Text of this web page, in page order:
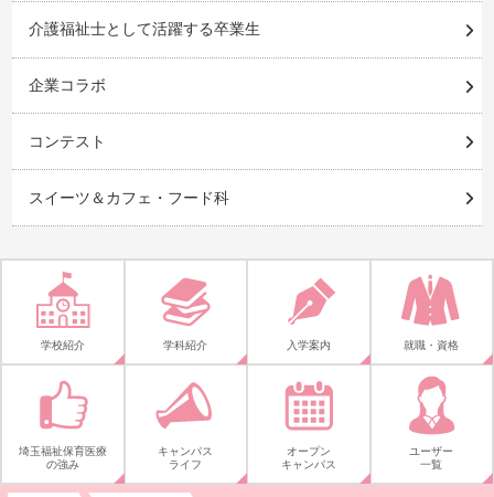
介護福祉士として活躍する卒業生
企業コラボ
コンテスト
スイーツ＆カフェ・フード科
学校紹介 学科紹介 入学案内 就職・資格
埼玉福祉保育医療
の強み
キャンパス
ライフ
オープン
キャンパス
ユーザー
一覧